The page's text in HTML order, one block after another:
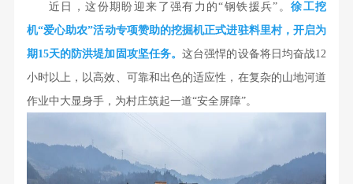
近日，这份期盼迎来了强有力的“钢铁援兵”。徐工挖
机“爱心助农”活动专项赞助的挖掘机正式进驻料里村，开启为
期15天的防洪堤加固攻坚任务。这台强悍的设备将日均奋战12
小时以上，以高效、可靠和出色的适应性，在复杂的山地河道
作业中大显身手，为村庄筑起一道“安全屏障”。